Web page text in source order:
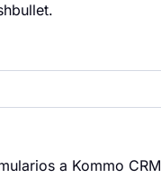
a Kommo CRM